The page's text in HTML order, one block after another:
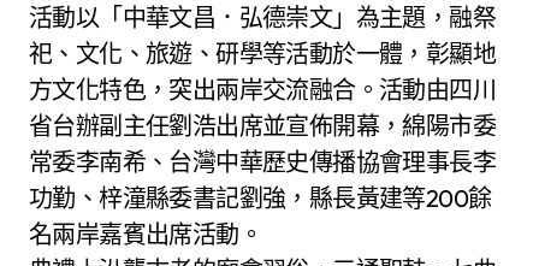
活動以「中華文昌．弘德崇文」為主題，融祭
祀、文化、旅遊、研學等活動於一體，彰顯地
方文化特色，突出兩岸交流融合。活動由四川
省台辦副主任劉浩出席並宣佈開幕，綿陽市委
常委李南希、台灣中華歷史傳播協會理事長李
功勤、梓潼縣委書記劉強，縣長黃建等200餘
名兩岸嘉賓出席活動。